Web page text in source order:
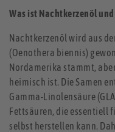
Was ist Nachtkerzenöl
Nachtkerzenöl wird aus
(Oenothera biennis)
Nordamerika stammt,
heimisch ist. Die Samen
Gamma-Linolensäure
Fettsäuren, die essentiell
selbst herstellen kann.